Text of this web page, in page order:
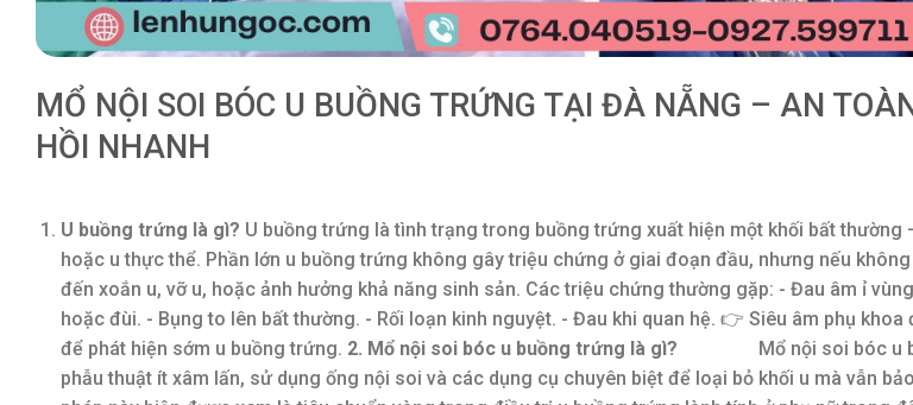
MỔ NỘI SOI BÓC U BUỒNG TRỨNG TẠI ĐÀ NẴNG – AN
HỒI NHANH
U buồng trứng là gì? U buồng trứng là tình trạng trong buồng trứng xuất hiện một khối bất thường
hoặc u thực thể. Phần lớn u buồng trứng không gây triệu chứng ở giai đoạn đầu, nhưng nếu
đến xoắn u, vỡ u, hoặc ảnh hưởng khả năng sinh sản. Các triệu chứng thường gặp: - Đau âm ỉ
hoặc đùi. - Bụng to lên bất thường. - Rối loạn kinh nguyệt. - Đau khi quan hệ. 👉 Siêu âm phụ
để phát hiện sớm u buồng trứng. 2. Mổ nội soi bóc u buồng trứng là gì?
Mổ nội soi bóc u
phẫu thuật ít xâm lấn, sử dụng ống nội soi và các dụng cụ chuyên biệt để loại bỏ khối u mà vẫn